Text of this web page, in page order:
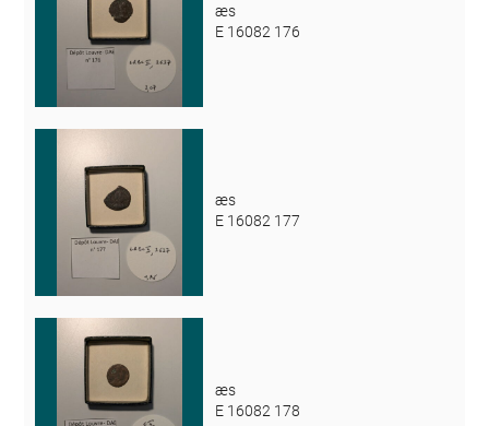
æs
E 16082 176
æs
E 16082 177
æs
E 16082 178